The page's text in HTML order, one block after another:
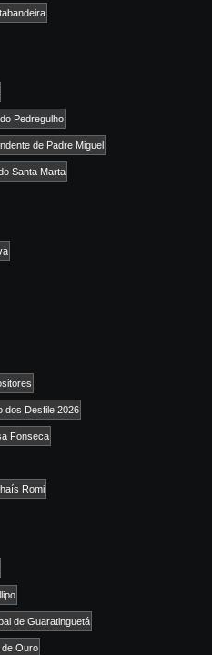
Pedregulho
de Padre Miguel
Santa Marta
dos Desfile 2026
Fonseca
Romi
de Guaratinguetá
de Ouro